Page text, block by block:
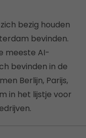
bezig houden
bevinden.
meeste AI-
bevinden in de
Berlijn, Parijs,
in het lijstje voor